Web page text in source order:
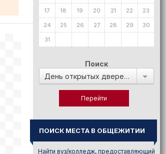
17 18 19 20 21 22 23
24 25 26 27 28 29 30
31
Поиск
День открытых дверей в:
ПОИСК МЕСТА В ОБЩЕЖИТИИ
Найти вуз/колледж, предоставляющий